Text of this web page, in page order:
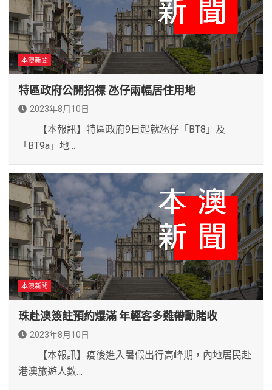
本澳新聞
特區政府公開招標 氹仔兩幅居住用地
2023年8月10日
【本報訊】特區政府9日起就氹仔「BT8」及
「BT9a」地…
本澳新聞
珠赴澳簽註預約爆滿 年輕客多難帶動賭收
2023年8月10日
【本報訊】疫後進入暑假出行高峰期，內地居民赴
港澳旅遊人數…